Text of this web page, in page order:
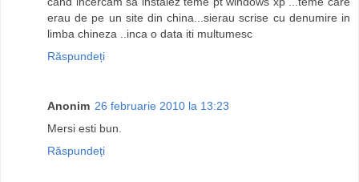
erau de pe un site din china...sierau scrise cu denumire in
limba chineza ..inca o data iti multumesc
Răspundeți
Anonim 26 februarie 2010 la 13:23
Mersi esti bun.
Răspundeți